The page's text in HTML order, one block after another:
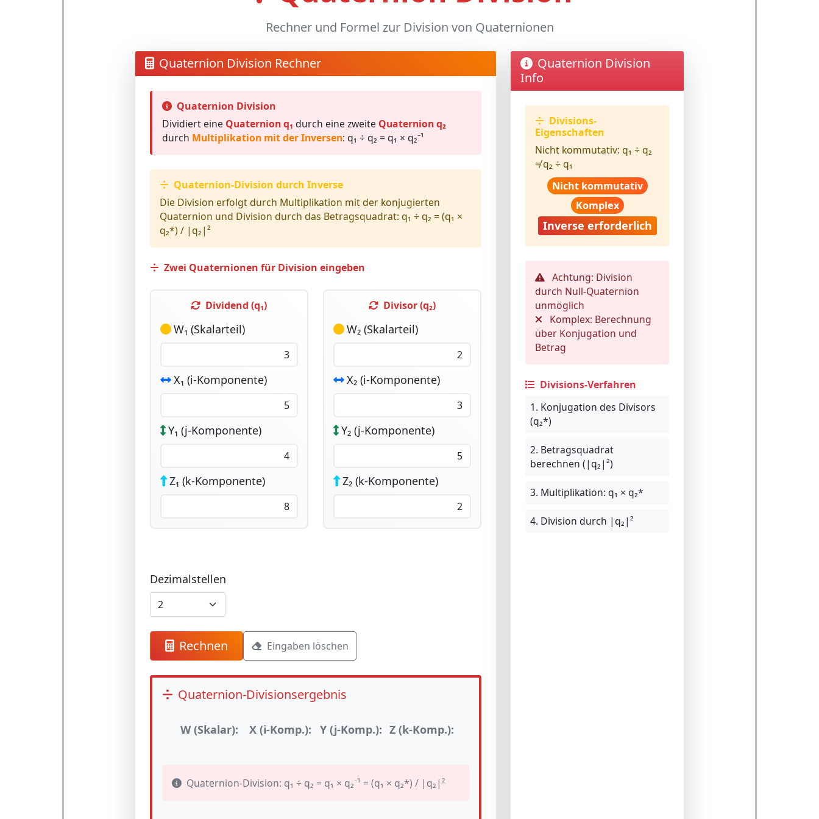
Rechner und Formel zur Division von Quaternionen
Quaternion Division Rechner
Quaternion Division
Dividiert eine Quaternion q₁ durch eine zweite Quaternion q₂
durch Multiplikation mit der Inversen: q₁ ÷ q₂ = q₁ × q₂⁻¹
Quaternion-Division durch Inverse
Die Division erfolgt durch Multiplikation mit der konjugierten
Quaternion und Division durch das Betragsquadrat: q₁ ÷ q₂ = (q₁ ×
q₂*) / |q₂|²
Zwei Quaternionen für Division eingeben
Dividend (q₁)
W₁ (Skalarteil)
X₁ (i-Komponente)
Y₁ (j-Komponente)
Z₁ (k-Komponente)
Divisor (q₂)
W₂ (Skalarteil)
X₂ (i-Komponente)
Y₂ (j-Komponente)
Z₂ (k-Komponente)
Dezimalstellen
Rechnen Eingaben löschen
Quaternion-Divisionsergebnis
W (Skalar): X (i-Komp.): Y (j-Komp.): Z (k-Komp.):
Quaternion-Division: q₁ ÷ q₂ = q₁ × q₂⁻¹ = (q₁ × q₂*) / |q₂|²
Quaternion Division
Info
Divisions-
Eigenschaften
Nicht kommutativ: q₁ ÷ q₂
≠ q₂ ÷ q₁
Nicht kommutativ
Komplex
Inverse erforderlich
Achtung: Division
durch Null-Quaternion
unmöglich
Komplex: Berechnung
über Konjugation und
Betrag
Divisions-Verfahren
1. Konjugation des Divisors
(q₂*)
2. Betragsquadrat
berechnen (|q₂|²)
3. Multiplikation: q₁ × q₂*
4. Division durch |q₂|²